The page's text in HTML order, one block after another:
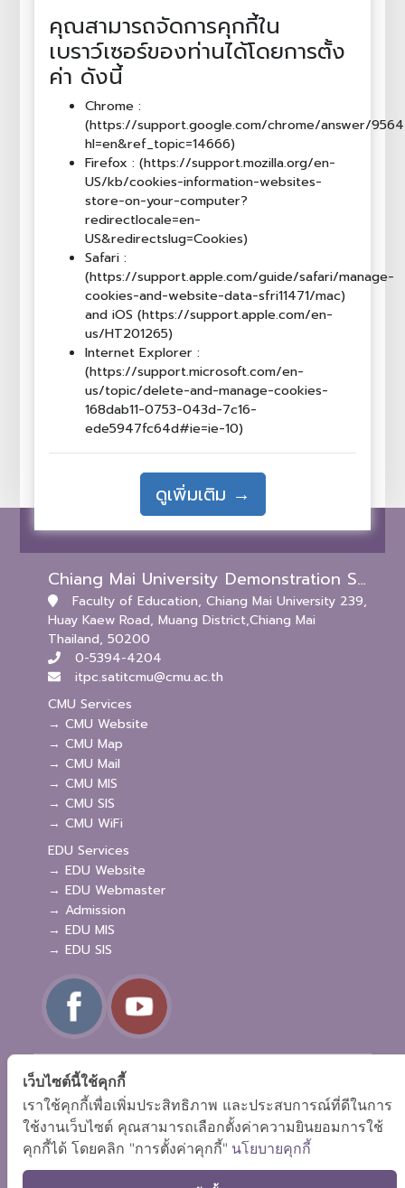
คุณสามารถจัดการคุกกี้ใน
เบราว์เซอร์ของท่านได้โดยการตั้ง
ค่า ดังนี้
Chrome :
(https://support.google.com/chrome/answer/
hl=en&ref_topic=14666)
Firefox : (https://support.mozilla.org/en-
US/kb/cookies-information-websites-
store-on-your-computer?
redirectlocale=en-
US&redirectslug=Cookies)
Safari :
(https://support.apple.com/guide/safari/manage-
cookies-and-website-data-sfri11471/mac)
and iOS (https://support.apple.com/en-
us/HT201265)
Internet Explorer :
(https://support.microsoft.com/en-
us/topic/delete-and-manage-cookies-
168dab11-0753-043d-7c16-
ede5947fc64d#ie=ie-10)
ดูเพิ่มเติม →
Chiang Mai University Demonstration School (Kindergarten and Primary Levels)
Faculty of Education, Chiang Mai University 239,
Huay Kaew Road, Muang District,Chiang Mai
Thailand, 50200
0-5394-4204
itpc.satitcmu@cmu.ac.th
CMU Services
→ CMU Website
→ CMU Map
→ CMU Mail
→ CMU MIS
→ CMU SIS
→ CMU WiFi
EDU Services
→ EDU Website
→ EDU Webmaster
→ Admission
→ EDU MIS
→ EDU SIS
Copyright © 2018 EDU CMU All rights reserved.
เว็บไซต์นี้ใช้คุกกี้
เราใช้คุกกี้เพื่อเพิ่มประสิทธิภาพ และประสบการณ์ที่ดีในการ
ใช้งานเว็บไซต์ คุณสามารถเลือกตั้งค่าความยินยอมการใช้
คุกกี้ได้ โดยคลิก "การตั้งค่าคุกกี้" นโยบายคุกกี้